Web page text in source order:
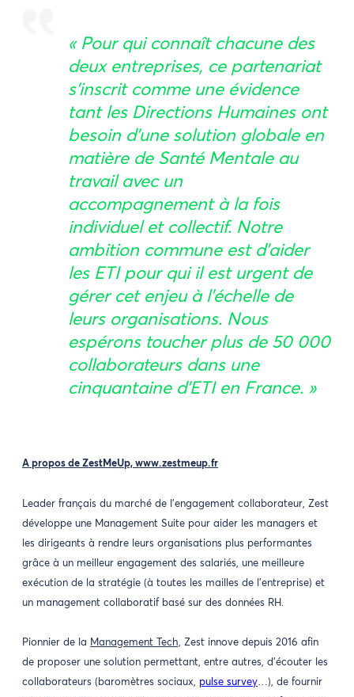
« Pour qui connaît chacune des
deux entreprises, ce partenariat
s’inscrit comme une évidence
tant les Directions Humaines ont
besoin d’une solution globale en
matière de Santé Mentale au
travail avec un
accompagnement à la fois
individuel et collectif. Notre
ambition commune est d’aider
les ETI pour qui il est urgent de
gérer cet enjeu à l’échelle de
leurs organisations. Nous
espérons toucher plus de 50 000
collaborateurs dans une
cinquantaine d’ETI en France. »
A propos de ZestMeUp,www.zestmeup.fr
Leader français du marché de l’engagement collaborateur, Zest
développe une Management Suite pour aider les managers et
les dirigeants à rendre leurs organisations plus performantes
grâce à un meilleur engagement des salariés, une meilleure
exécution de la stratégie (à toutes les mailles de l’entreprise) et
un management collaboratif basé sur des données RH.
Pionnier de la Management Tech, Zest innove depuis 2016 afin
de proposer une solution permettant, entre autres, d’écouter les
collaborateurs (baromètres sociaux, pulse survey…), de fournir